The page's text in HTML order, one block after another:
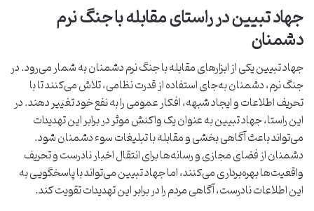
جهاد تبیین در راستای مقابله با جنگ نرم
دشمنان
جهاد تبیین یکی از ابزارهای مقابله با جنگ نرم دشمنان به شمار می‌رود. در
جنگ نرم، دشمنان به‌جای استفاده از قدرت نظامی، تلاش می‌کنند تا با
تحریف اطلاعات و ایجاد شبهه، افکار عمومی را به نفع خود تغییر دهند. در
این راستا، جهاد تبیین به عنوان یک واکنش موثر در برابر این تهدیدات
می‌تواند باعث آگاهی بخشی و مقابله با تبلیغات سوء دشمنان شود.
دشمنان از فضای مجازی و رسانه‌ها برای انتقال اخبار نادرست و تحریف
واقعیت‌ها بهره‌برداری می‌کنند، اما جهاد تبیین می‌تواند با پاسخگویی به
این اطلاعات نادرست، آگاهی مردم را در برابر این تهدیدات تقویت کند.